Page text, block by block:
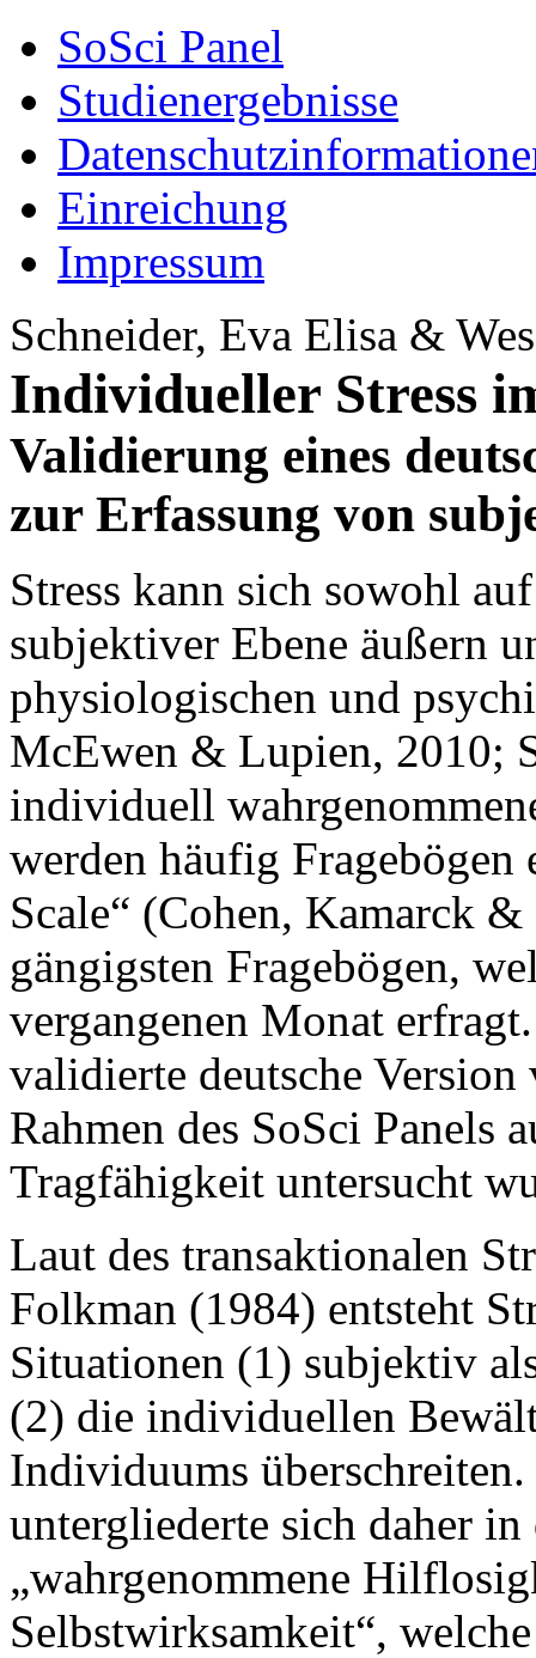
SoSci Panel
Studienergebnisse
Einreichung
Impressum
Schneider, Eva Elisa &
Individueller Stress
Validierung eines
zur Erfassung von
Stress kann sich sowohl
subjektiver Ebene äußern
physiologischen und
McEwen & Lupien, 2010;
individuell
werden häufig Fragebögen
Scale“ (Cohen, Kamarck
gängigsten Fragebögen,
vergangenen Monat
validierte deutsche
Rahmen des SoSci Panels
Tragfähigkeit untersucht
Laut des transaktionalen
Folkman (1984) entsteht
Situationen (1) subjektiv
(2) die individuellen
Individuums überschreiten.
untergliederte sich daher
„wahrgenommene
Selbstwirksamkeit“,